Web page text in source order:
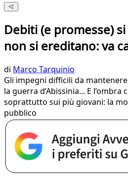
Debiti (e promesse)
non si ereditano: va
di Marco Tarquinio
Gli impegni difficili da
la guerra d’Abissinia... E
soprattutto sui più giovani: la
pubblico